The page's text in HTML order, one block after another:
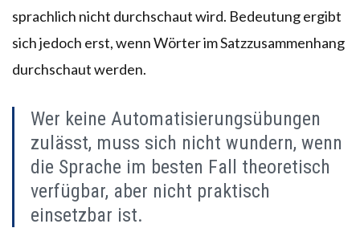
sprachlich nicht durchschaut wird. Bedeutung ergibt
sich jedoch erst, wenn Wörter im Satzzusammenhang
durchschaut werden.
Wer keine Automatisierungsübungen
zulässt, muss sich nicht wundern, wenn
die Sprache im besten Fall theoretisch
verfügbar, aber nicht praktisch
einsetzbar ist.